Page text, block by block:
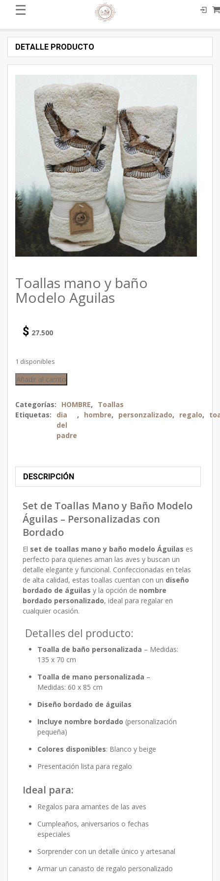
☰
DETALLE PRODUCTO
Toallas mano y baño
Modelo Aguilas
$ 27.500
1 disponibles
Añadir al carrito
Categorías: HOMBRE,
Toallas
Etiquetas:
dia
del
padre
, hombre, personzalizado, regalo,
DESCRIPCIÓN
Set de Toallas Mano y Baño Modelo
Águilas – Personalizadas con
Bordado
El set de toallas mano y baño modelo Águilas es
perfecto para quienes aman las aves y buscan un
detalle elegante y funcional. Confeccionadas en telas
de alta calidad, estas toallas cuentan con un diseño
bordado de águilas y la opción de nombre
bordado personalizado, ideal para regalar en
cualquier ocasión.
Detalles del producto:
Toalla de baño personalizada – Medidas:
135 x 70 cm
Toalla de mano personalizada –
Medidas: 60 x 85 cm
Diseño bordado de águilas
Incluye nombre bordado (personalización
pequeña)
Colores disponibles: Blanco y beige
Presentación lista para regalo
Ideal para:
Regalos para amantes de las aves
Cumpleaños, aniversarios o fechas
especiales
Sorprender con un detalle único y artesanal
Armar un canasto de regalo personalizado